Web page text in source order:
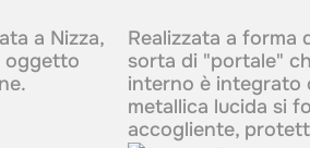
a Nizza,
oggetto
Realizzata a forma
sorta di "portale"
interno è integrato
metallica lucida si
accogliente,